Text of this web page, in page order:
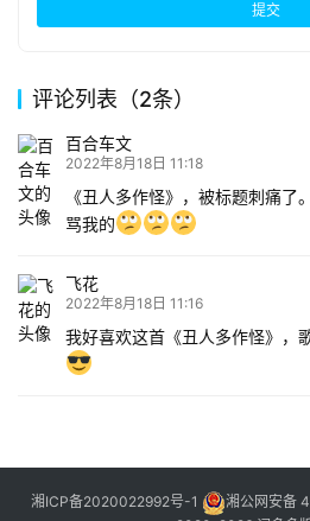
提交
评论列表（2条）
百合车文
2022年8月18日 11:18
《丑人多作怪》，被标题刺痛了
骂我的
飞花
2022年8月18日 11:16
我好喜欢这首《丑人多作怪》，
湘ICP备2020022992号-1 湘公网安备